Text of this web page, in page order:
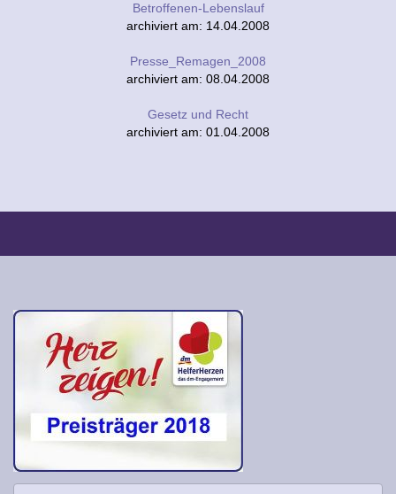
Betroffenen-Lebenslauf
archiviert am: 14.04.2008
Presse_Remagen_2008
archiviert am: 08.04.2008
Gesetz und Recht
archiviert am: 01.04.2008